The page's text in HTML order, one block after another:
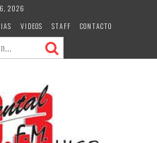
2026
VIDEOS STAFF CONTACTO